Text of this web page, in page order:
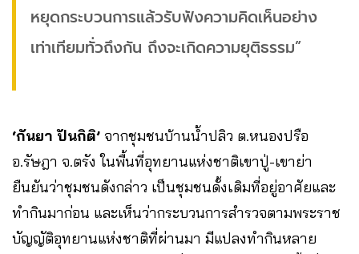
หยุดกระบวนการแล้วรับฟังความคิดเห็นอย่าง
เท่าเทียมทั่วถึงกัน ถึงจะเกิดความยุติธรรม”
‘กันยา ปันกิติ’ จากชุมชนบ้านน้ำปลิว ต.หนองปรือ
อ.รัษฎา จ.ตรัง ในพื้นที่อุทยานแห่งชาติเขาปู่-เขาย่า
ยืนยันว่าชุมชนดังกล่าว เป็นชุมชนดั้งเดิมที่อยู่อาศัยและ
ทำกินมาก่อน และเห็นว่ากระบวนการสำรวจตามพระราช
บัญญัติอุทยานแห่งชาติที่ผ่านมา มีแปลงทำกินหลาย